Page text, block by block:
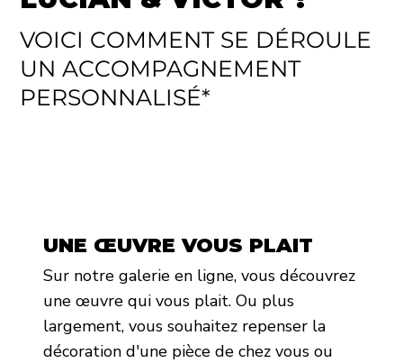
VOICI COMMENT SE DÉROULE
UN ACCOMPAGNEMENT
PERSONNALISÉ*
UNE ŒUVRE VOUS PLAIT
Sur notre galerie en ligne, vous découvrez
une œuvre qui vous plait. Ou plus
largement, vous souhaitez repenser la
décoration d'une pièce de chez vous ou